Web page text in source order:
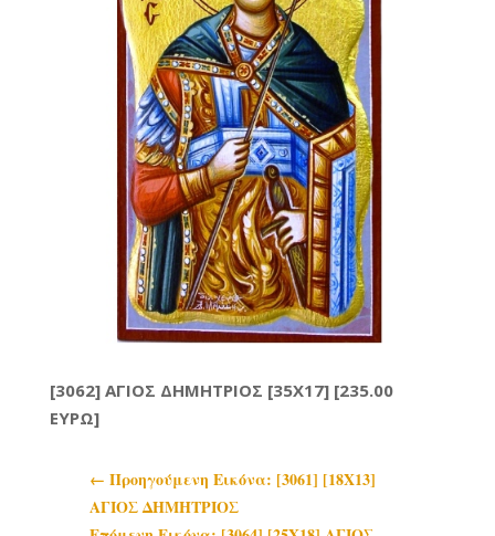
[3062] ΑΓΙΟΣ ΔΗΜΗΤΡΙΟΣ [35X17] [235.00
ΕΥΡΩ]
← Προηγoύμενη Εικόνα: [3061] [18Χ13]
ΑΓΙΟΣ ΔΗΜΗΤΡΙΟΣ